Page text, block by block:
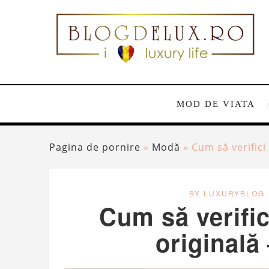
MOD DE VIATA
Pagina de pornire » Modă » Cum să
BY LUXURYBLOG
Cum să
originală